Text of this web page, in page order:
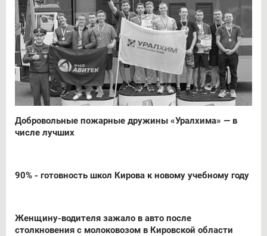
Добровольные пожарные дружины «Уралхима» — в
числе лучших
90% - готовность школ Кирова к новому учебному году
Женщину-водителя зажало в авто после
столкновения с молоковозом в Кировской области